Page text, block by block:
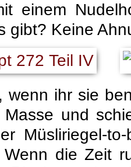
einem
gibt? Keine
wenn ihr sie
und
Müsliriegel-
Wenn die Zeit